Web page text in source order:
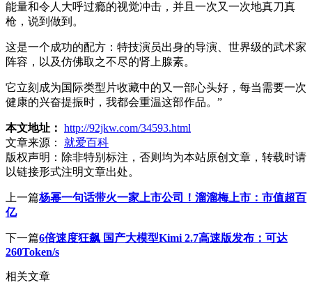
能量和令人大呼过瘾的视觉冲击，并且一次又一次地真刀真
枪，说到做到。
这是一个成功的配方：特技演员出身的导演、世界级的武术家
阵容，以及仿佛取之不尽的肾上腺素。
它立刻成为国际类型片收藏中的又一部心头好，每当需要一次
健康的兴奋提振时，我都会重温这部作品。”
本文地址： http://92jkw.com/34593.html
文章来源：
就爱百科
版权声明： 除非特别标注，否则均为本站原创文章，转载时请
以链接形式注明文章出处。
上一篇杨幂一句话带火一家上市公司！溜溜梅上市：市值超百
亿
下一篇6倍速度狂飙 国产大模型Kimi 2.7高速版发布：可达
260Token/s
相关文章